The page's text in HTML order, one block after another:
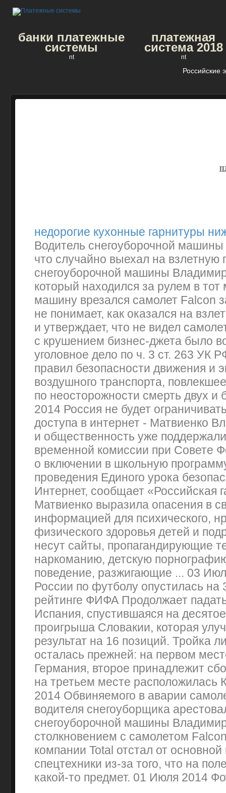
банки платежные
системы
nt
платежная
система 2018
nt
Российские
недорогие кухонные гарнитуры
Водитель снегоуборочной машины
что случайно выехал на взлетную
снегоуборочной машины
который находился за рулем в тот
машину врезался самолет Falcon
не понимает, как оказался на
и утверждает, что не видел
с крушением бизнес-джета было
уголовное дело по ч. 3 ст. 263 УК
правил безопасности движения и
воздушного транспорта, повлекшее
по неосторожности смерть двух
2014 Россия не будет
доступа в интернет - Матвиенко
и общественность уже
временной комиссии при Совете
о включении в школьную
проведения Единого урока
Интернет, сообщает «Российская
Матвиенко выразила опасения в
информацией для психического,
физического здоровья детей и
несут сайты, пропагандирующие
наркоманию, детскую
поведение, разжигающие ... 03
России по футболу опустилась на
рейтинге ФИФА Продолжает
Испания, спустившаяся на
проигрыша Словакии, которая
результат на 16 позиций. Тройка
осталась прежней: на первом
Германия, второе принадлежит
на третьем месте расположилась
2014 Обвиняемого в аварии
водителя снегоуборщика
снегоуборочной машины
столкновением с самолетом
компании Total отстал от
спецтехники из-за того, что на
какой-то предмет. 01 Июля 2014